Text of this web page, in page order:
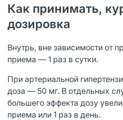
Как принимать,
дозировка
Внутрь, вне зависимости от
приема — 1 раз в сутки.
При артериальной
доза — 50 мг. В отдельных
большего эффекта дозу
приема или 1 раз в день.